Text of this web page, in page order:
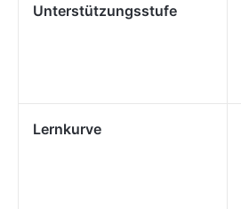
Unterstützungsstufe
Lernkurve